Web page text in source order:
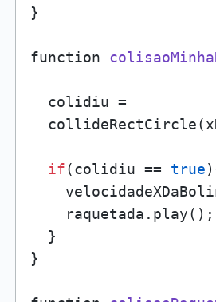
}
function
  colidiu =
if(colidiu == true
    raquetada.play();
  }
}